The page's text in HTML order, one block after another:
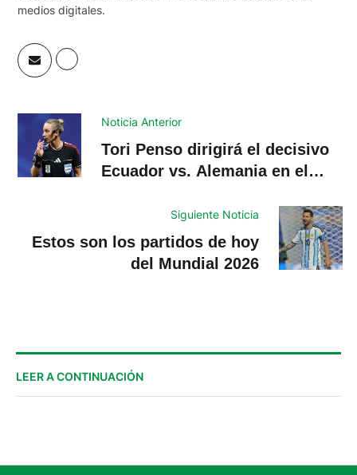
medios digitales.
Noticia Anterior
Tori Penso dirigirá el decisivo
Ecuador vs. Alemania en el
Siguiente Noticia
Estos son los partidos de hoy
del Mundial 2026
LEER A CONTINUACIÓN